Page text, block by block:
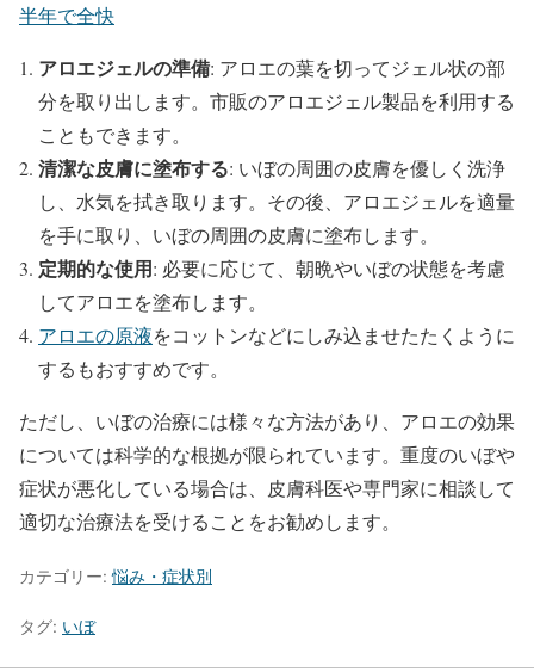
半年で全快
アロエジェルの準備: アロエの葉を切ってジェル状の部
分を取り出します。市販のアロエジェル製品を利用する
こともできます。
清潔な皮膚に塗布する: いぼの周囲の皮膚を優しく洗浄
し、水気を拭き取ります。その後、アロエジェルを適量
を手に取り、いぼの周囲の皮膚に塗布します。
定期的な使用: 必要に応じて、朝晩やいぼの状態を考慮
してアロエを塗布します。
アロエの原液をコットンなどにしみ込ませたたくように
するもおすすめです。
ただし、いぼの治療には様々な方法があり、アロエの効果
については科学的な根拠が限られています。重度のいぼや
症状が悪化している場合は、皮膚科医や専門家に相談して
適切な治療法を受けることをお勧めします。
カテゴリー:悩み・症状別
タグ: いぼ